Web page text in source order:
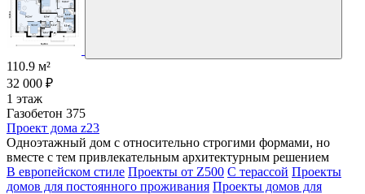
110.9 м²
32 000 ₽
1 этаж
Газобетон 375
Проект дома z23
Одноэтажный дом с относительно строгими формами, но
вместе с тем привлекательным архитектурным решением
В европейском стиле Проекты от Z500 С терассой Проекты
домов для постоянного проживания Проекты домов для